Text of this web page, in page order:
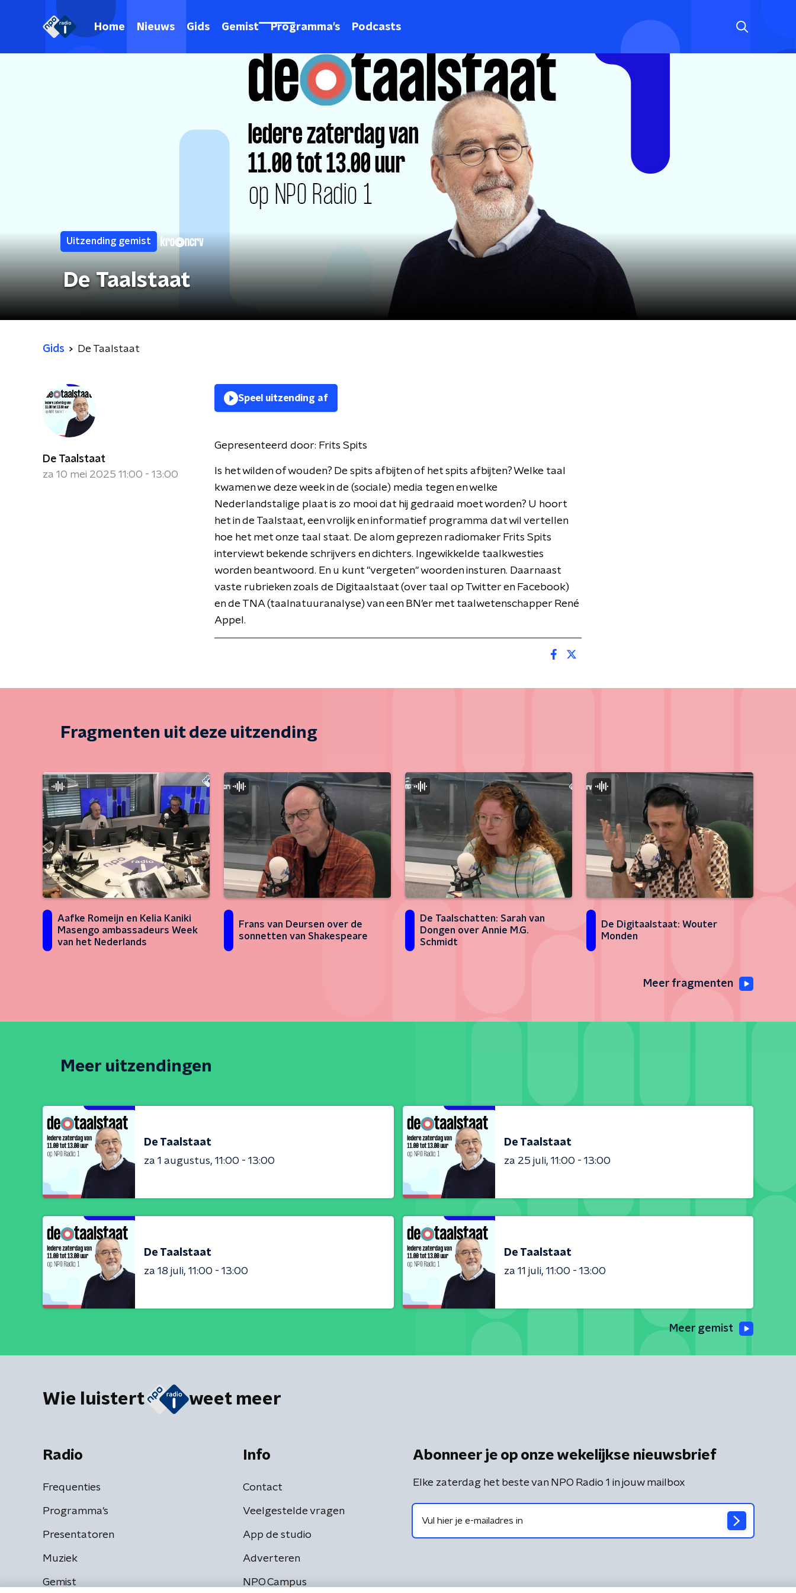
Home Nieuws Gids Gemist Programma's Podcasts
Uitzending gemist
De Taalstaat
Gids De Taalstaat
De Taalstaat
za 10 mei 2025 11:00 - 13:00
Speel uitzending af
Gepresenteerd door: Frits Spits
Is het wilden of wouden? De spits afbijten of het spits afbijten? Welke taal
kwamen we deze week in de (sociale) media tegen en welke
Nederlandstalige plaat is zo mooi dat hij gedraaid moet worden? U hoort
het in de Taalstaat, een vrolijk en informatief programma dat wil vertellen
hoe het met onze taal staat. De alom geprezen radiomaker Frits Spits
interviewt bekende schrijvers en dichters. Ingewikkelde taalkwesties
worden beantwoord. En u kunt "vergeten" woorden insturen. Daarnaast
vaste rubrieken zoals de Digitaalstaat (over taal op Twitter en Facebook)
en de TNA (taalnatuuranalyse) van een BN’er met taalwetenschapper René
Appel.
Fragmenten uit deze uitzending
Aafke Romeijn en Kelia Kaniki
Masengo ambassadeurs Week
van het Nederlands
Frans van Deursen over de
sonnetten van Shakespeare
De Taalschatten: Sarah van
Dongen over Annie M.G.
Schmidt
De Digitaalstaat: Wouter
Monden
Meer fragmenten
Meer uitzendingen
De Taalstaat
za 1 augustus 11:00 - 13:00
De Taalstaat
za 25 juli 11:00 - 13:00
De Taalstaat
za 18 juli 11:00 - 13:00
De Taalstaat
za 11 juli 11:00 - 13:00
Meer gemist
Wie luistert weet meer
Radio
Frequenties
Programma's
Presentatoren
Muziek
Gemist
Info
Contact
Veelgestelde vragen
App de studio
Adverteren
NPO Campus
Abonneer je op onze wekelijkse nieuwsbrief
Elke zaterdag het beste van NPO Radio 1 in jouw mailbox